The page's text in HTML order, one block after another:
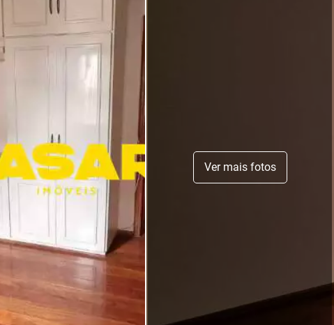
Ver mais fotos